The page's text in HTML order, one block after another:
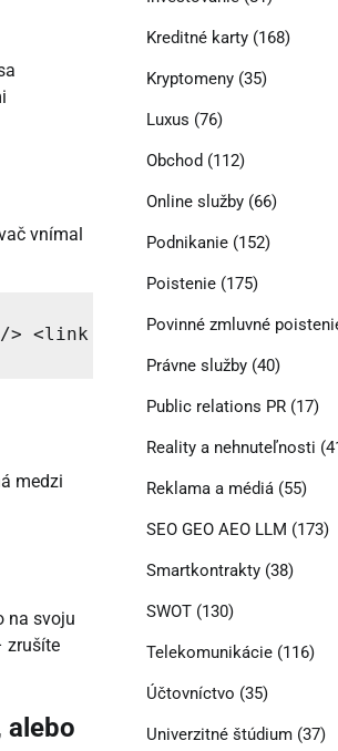
vnímal
<link rel="alternate"
medzi
na svoju
zrušíte
alebo
Kreditné karty(168)
Kryptomeny(35)
Luxus (76)
Obchod (112)
Online služby(66)
Podnikanie(152)
Poistenie(175)
Povinné zmluvné
Právne služby(40)
Public relations PR(17)
Reality a nehnuteľnosti
Reklama a médiá(55)
SEO GEO AEO LLM (173)
Smartkontrakty(38)
SWOT(130)
Telekomunikácie(116)
Účtovníctvo (35)
Univerzitné štúdium(37)